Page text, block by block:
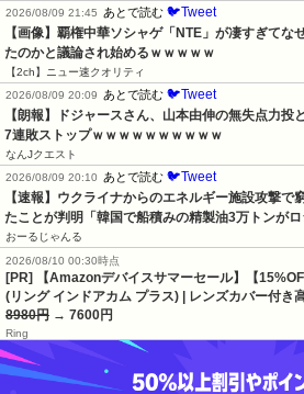
2026/08/09 21:45
あとで読む 🐦Tweet
【画像】覇権中華ソシャゲ「NTE」が凄すぎてな
たのかと議論され始めるｗｗｗｗｗ
【2ch】ニュー速クオリティ
2026/08/09 20:09
あとで読む 🐦Tweet
【朗報】ドジャースさん、山本由伸の無失点力
7連敗ストップｗｗｗｗｗｗｗｗｗｗ
なんJクエスト
2026/08/09 20:10
あとで読む 🐦Tweet
【速報】ウクライナからのエネルギー施設攻撃で
たことが判明「韓国で船積みの精製油3万トンがロ
おーるじゃんる
2026/08/10 00:30時点
[PR] 【Amazonデバイスサマーセール】【
(リング インドアカム プラス) | レンズカバー付
8980円 → 7600円
Ring